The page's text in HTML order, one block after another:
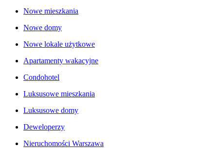
Nowe mieszkania
Nowe domy
Nowe lokale użytkowe
Apartamenty wakacyjne
Condohotel
Luksusowe mieszkania
Luksusowe domy
Deweloperzy
Nieruchomości Warszawa